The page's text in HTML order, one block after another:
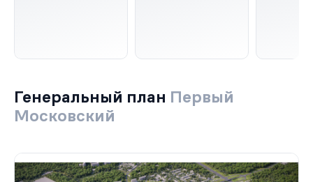
Генеральный план Первый
Московский